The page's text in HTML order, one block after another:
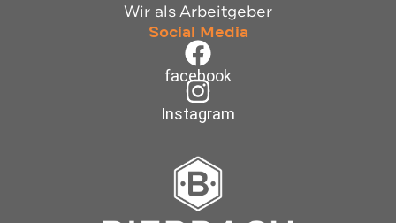
Wir als Arbeitgeber
Social Media
facebook
Instagram